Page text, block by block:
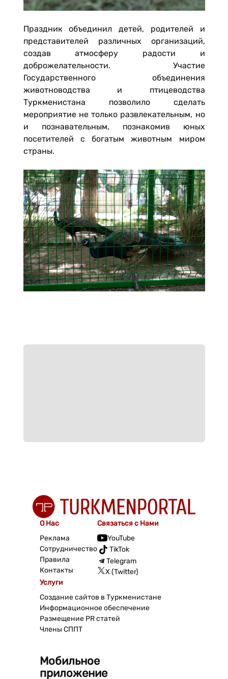
Праздник объединил детей, родителей и
представителей различных организаций,
создав атмосферу радости и
доброжелательности. Участие
Государственного объединения
животноводства и птицеводства
Туркменистана позволило сделать
мероприятие не только развлекательным, но
и познавательным, познакомив юных
посетителей с богатым животным миром
страны.
О Нас
Реклама
Сотрудничество
Правила
Контакты
Связаться с Нами
YouTube
TikTok
Telegram
X (Twitter)
Услуги
Создание сайтов в Туркменистане
Информационное обеспечение
Размещение PR статей
Члены СППТ
Мобильное
приложение